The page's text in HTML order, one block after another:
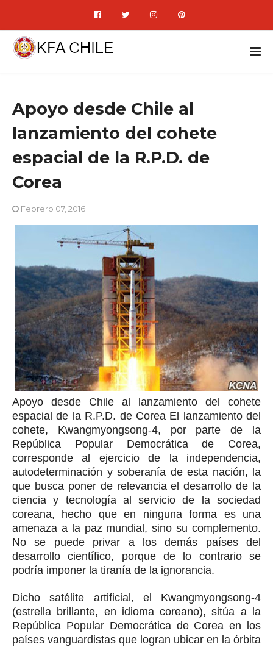
Apoyo desde Chile al
lanzamiento del cohete
espacial de la R.P.D. de
Corea
Febrero 07, 2016
Apoyo desde Chile al lanzamiento del cohete
espacial de la R.P.D. de Corea El lanzamiento del
cohete, Kwangmyongsong-4, por parte de la
República Popular Democrática de Corea,
corresponde al ejercicio de la independencia,
autodeterminación y soberanía de esta nación, la
que busca poner de relevancia el desarrollo de la
ciencia y tecnología al servicio de la sociedad
coreana, hecho que en ninguna forma es una
amenaza a la paz mundial, sino su complemento.
No se puede privar a los demás países del
desarrollo científico, porque de lo contrario se
podría imponer la tiranía de la ignorancia.
Dicho satélite artificial, el Kwangmyongsong-4
(estrella brillante, en idioma coreano), sitúa a la
República Popular Democrática de Corea en los
países vanguardistas que logran ubicar en la órbita